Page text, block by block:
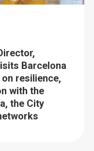
Barcelona
resilience,
with the
the City